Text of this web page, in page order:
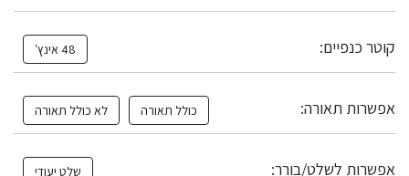
קוטר כנפיים: 48 אינץ’
אפשרות תאורה: כולל תאורה לא כולל תאורה
אפשרות לשלט/בורר: שלט יעודי